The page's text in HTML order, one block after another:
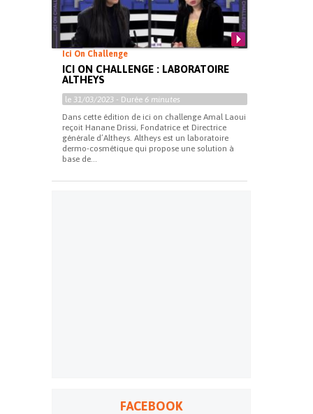
Ici On Challenge
ICI ON CHALLENGE : LABORATOIRE
ALTHEYS
le 31/03/2023 - Durée 6 minutes
Dans cette édition de ici on challenge Amal Laoui
reçoit Hanane Drissi, Fondatrice et Directrice
générale d’Altheys. Altheys est un laboratoire
dermo-cosmétique qui propose une solution à
base de...
FACEBOOK